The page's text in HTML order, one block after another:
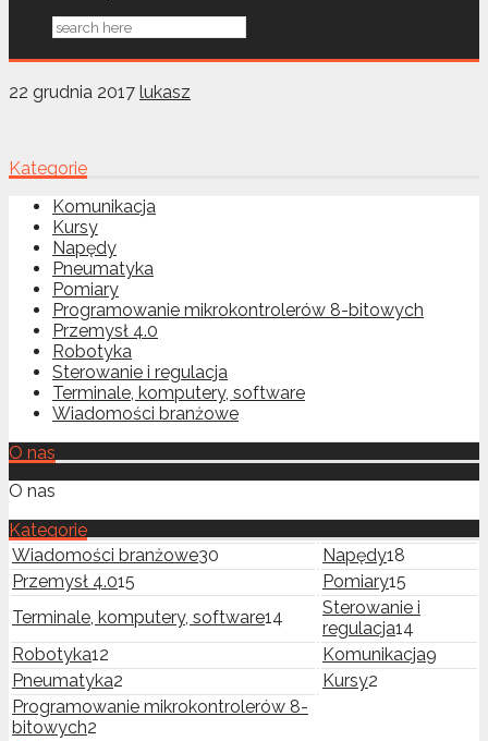
22 grudnia 2017 lukasz
Kategorie
Komunikacja
Kursy
Napędy
Pneumatyka
Pomiary
Programowanie mikrokontrolerów 8-bitowych
Przemysł 4.0
Robotyka
Sterowanie i regulacja
Terminale, komputery, software
Wiadomości branżowe
O nas
O nas
Kategorie
Wiadomości branżowe30 Napędy18
Przemysł 4.015 Pomiary15
Terminale, komputery, software14
Sterowanie i
regulacja14
Robotyka12 Komunikacja9
Pneumatyka2 Kursy2
Programowanie mikrokontrolerów 8-
bitowych2